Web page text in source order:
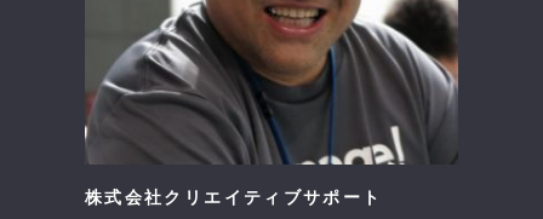
株式会社クリエイティブサポート